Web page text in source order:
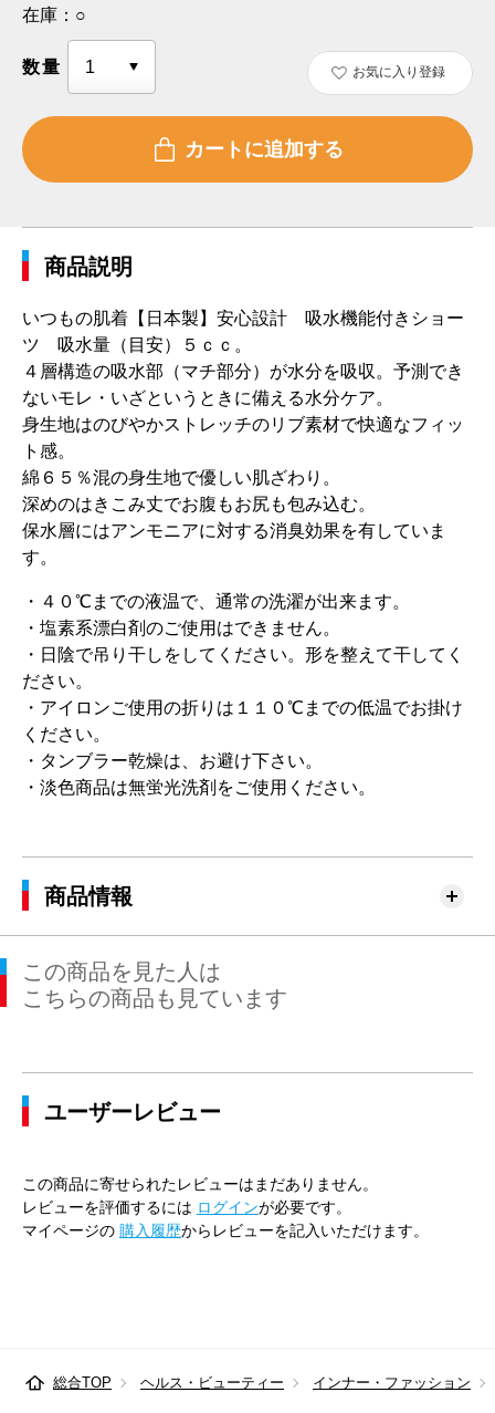
在庫： ○
数量 お気に入り登録
商品説明
いつもの肌着【日本製】安心設計 吸水機能付きショー
ツ 吸水量（目安）５ｃｃ。
４層構造の吸水部（マチ部分）が水分を吸収。予測でき
ないモレ・いざというときに備える水分ケア。
身生地はのびやかストレッチのリブ素材で快適なフィッ
ト感。
綿６５％混の身生地で優しい肌ざわり。
深めのはきこみ丈でお腹もお尻も包み込む。
保水層にはアンモニアに対する消臭効果を有していま
す。
・４０℃までの液温で、通常の洗濯が出来ます。
・塩素系漂白剤のご使用はできません。
・日陰で吊り干しをしてください。形を整えて干してく
ださい。
・アイロンご使用の折りは１１０℃までの低温でお掛け
ください。
・タンブラー乾燥は、お避け下さい。
・淡色商品は無蛍光洗剤をご使用ください。
商品情報
この商品を見た人は
こちらの商品も見ています
ユーザーレビュー
この商品に寄せられたレビューはまだありません。
レビューを評価するには ログインが必要です。
マイページの 購入履歴からレビューを記入いただけます。
総合TOP ヘルス・ビューティー インナー・ファッション